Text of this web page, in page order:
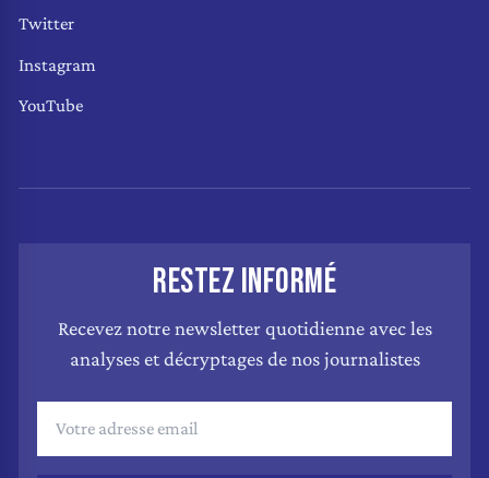
Twitter
Instagram
YouTube
RESTEZ INFORMÉ
Recevez notre newsletter quotidienne avec les
analyses et décryptages de nos journalistes